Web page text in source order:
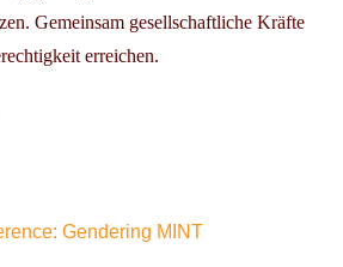
Gemeinsam gesellschaftliche Kräfte
erreichen.
Gendering MINT